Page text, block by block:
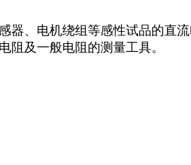
器、电机绕组等感性试品的直流
阻及一般电阻的测量工具。